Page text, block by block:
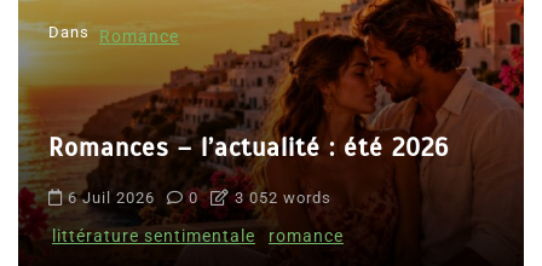
Dans Romance
Romances – l’actualité : été 2026
6 Juil 2026 0 3 052 words
littérature sentimentale romance